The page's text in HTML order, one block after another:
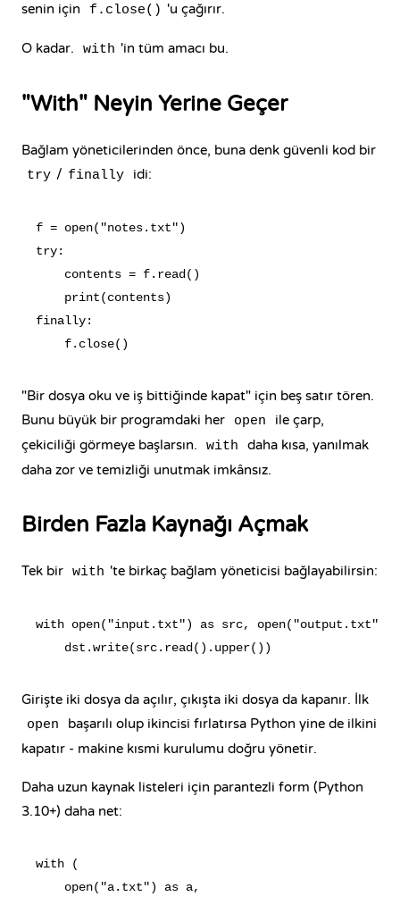
senin için
f.close() 'u çağırır.
O kadar. with 'in tüm amacı bu.
"With" Neyin Yerine Geçer
Bağlam yöneticilerinden önce, buna denk güvenli kod bir
try / finally idi:
f = open("notes.txt")
try:
    contents = f.read()
    print(contents)
finally:
"Bir dosya oku ve iş bittiğinde kapat" için beş satır tören.
Bunu büyük bir programdaki her
open
ile çarp,
çekiciliği görmeye başlarsın.
with
daha kısa, yanılmak
daha zor ve temizliği unutmak imkânsız.
Birden Fazla Kaynağı Açmak
Tek bir with 'te birkaç bağlam yöneticisi bağlayabilirsin:
with open("input.txt") as src, open("output.txt",
Girişte iki dosya da açılır, çıkışta iki dosya da kapanır. İlk
open
başarılı olup ikincisi fırlatırsa Python yine de ilkini
kapatır - makine kısmi kurulumu doğru yönetir.
Daha uzun kaynak listeleri için parantezli form (Python
3.10+) daha net:
with (
    open("a.txt") as a,